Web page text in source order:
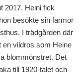
2017. Heini fick
besökte sin farmor
I trädgården där
en vildros som Heine
blommönstret. Det
till 1920-talet och